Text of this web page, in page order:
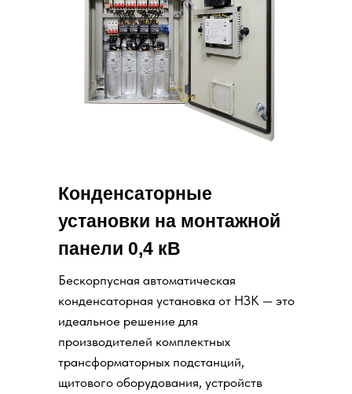
Конденсаторные
установки на монтажной
панели 0,4 кВ
Бескорпусная автоматическая
конденсаторная установка от НЗК — это
идеальное решение для
производителей комплектных
трансформаторных подстанций,
щитового оборудования, устройств